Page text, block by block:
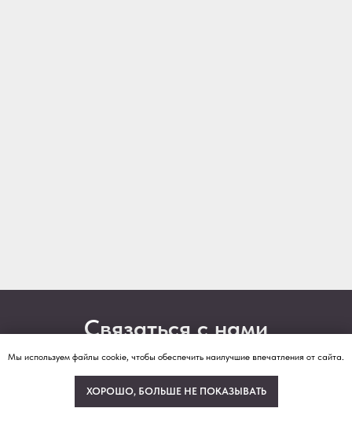
Связаться с нами
Отправьте контакты для уточнения деталей или
задайте вопрос по телефону
Мы используем файлы cookie, чтобы обеспечить наилучшие впечатления от сайта.
ХОРОШО, БОЛЬШЕ НЕ ПОКАЗЫВАТЬ